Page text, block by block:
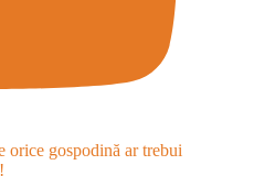
orice gospodină ar trebui